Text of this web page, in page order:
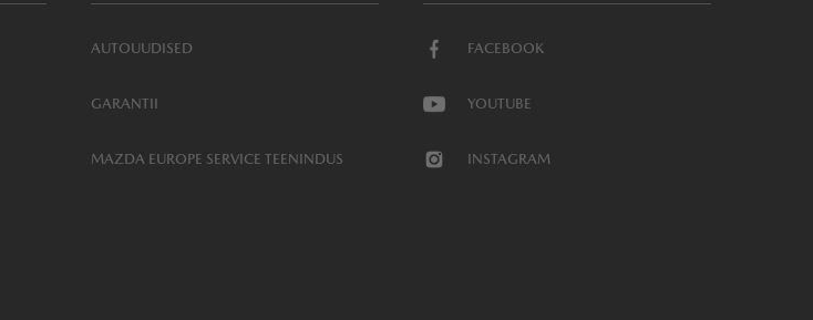
AUTOUUDISED
GARANTII
MAZDA EUROPE SERVICE TEENINDUS
FACEBOOK
YOUTUBE
INSTAGRAM